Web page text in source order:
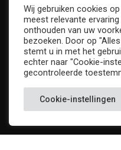
Supportersclub
Socio Business
Wij gebruiken cookies
meest relevante
onthouden van uw
bezoeken. Door op
stemt u in met het
echter naar "Cookie-
gecontroleerde
Cookie-instellingen